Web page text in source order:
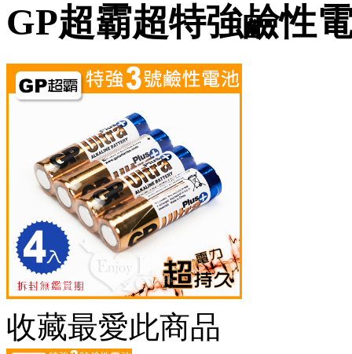
GP超霸超特強鹼性
收藏最愛此商品